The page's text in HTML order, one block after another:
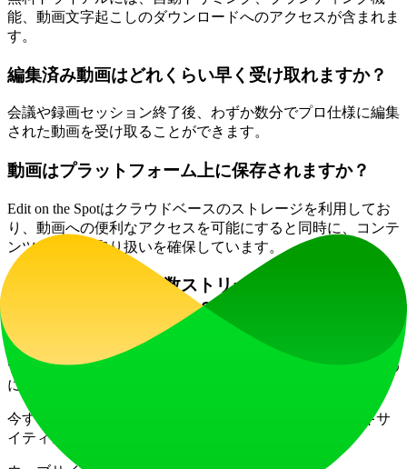
能、動画文字起こしのダウンロードへのアクセスが含まれま
す。
編集済み動画はどれくらい早く受け取れますか？
会議や録画セッション終了後、わずか数分でプロ仕様に編集
された動画を受け取ることができます。
動画はプラットフォーム上に保存されますか？
Edit on the Spotはクラウドベースのストレージを利用してお
り、動画への便利なアクセスを可能にすると同時に、コンテ
ンツの安全な取り扱いを確保しています。
Edit on the Spotは複数ストリームを伴う大規模イ
ベントに対応できますか？
もちろんです！Edit on the Spotは大規模イベントを効率的に
管理できるように設計されており、シームレスな運用のため
に高度なストリーミングおよび編集技術を活用します。
今すぐEdit on the Spotで、手間いらずの動画編集へのエキサ
イティングな旅を始めましょう！